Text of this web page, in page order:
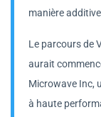
manière
Le parcours de
aurait
Microwave Inc,
à haute